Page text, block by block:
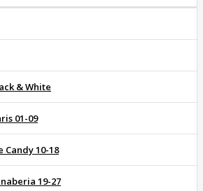
& White
01-09
Candy 10-18
19-27